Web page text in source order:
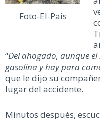
Foto-El-Pais
“Del ahogado, aunque
gasolina y hay para
que le dijo su
lugar del accidente.
Minutos después,